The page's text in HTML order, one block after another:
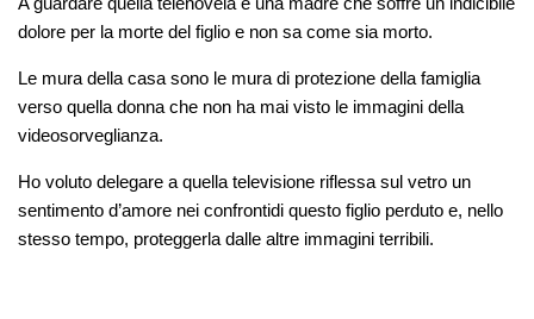
dolore per la morte del figlio e non sa come sia morto.
Le mura della casa sono le mura di protezione della famiglia
verso quella donna che non ha mai visto le immagini della
videosorveglianza.
Ho voluto delegare a quella televisione riflessa sul vetro un
sentimento d’amore nei confrontidi questo figlio perduto e, nello
stesso tempo, proteggerla dalle altre immagini terribili.